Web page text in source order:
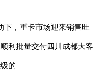
，重卡市场迎来销售旺
利批量交付四川成都大客
的